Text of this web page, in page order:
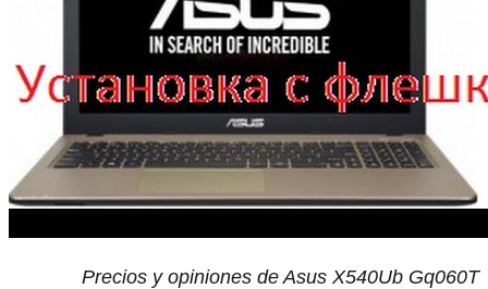
Precios y opiniones de Asus X540Ub Gq060T